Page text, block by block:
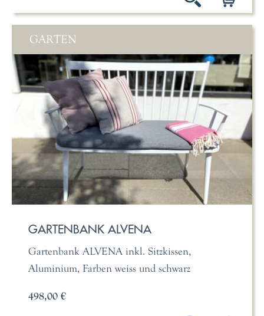
GARTEN
GARTENBANK ALVENA
Gartenbank ALVENA inkl. Sitzkissen,
Aluminium, Farben weiss und schwarz
498,00 €